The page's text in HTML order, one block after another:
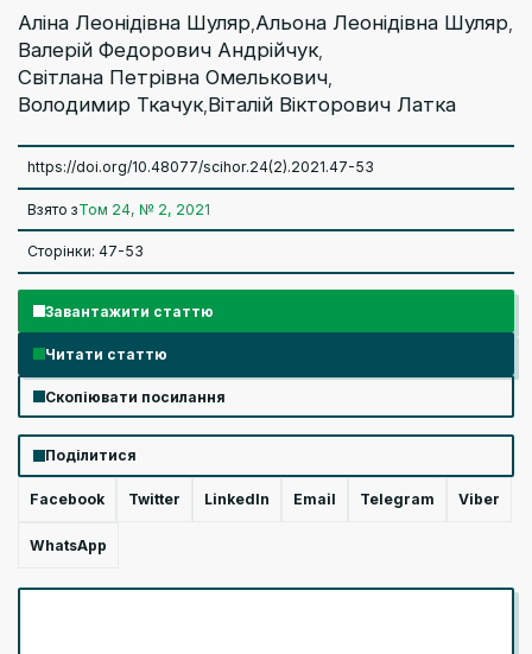
Аліна Леонідівна Шуляр Альона Леонідівна Шуляр
Валерій Федорович Андрійчук
Світлана Петрівна Омелькович
Володимир Ткачук Віталій Вікторович Латка
https://doi.org/10.48077/scihor.24(2).2021.47-53
Взято зТом 24, № 2, 2021
Сторінки: 47-53
Завантажити статтю
Читати статтю
Скопіювати посилання
Поділитися
Facebook Twitter LinkedIn Email Telegram Viber
WhatsApp